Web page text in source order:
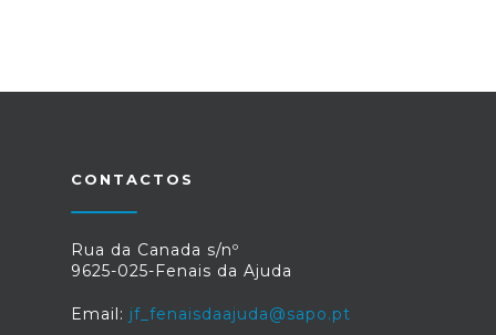
CONTACTOS
Rua da Canada s/nº
9625-025-Fenais da Ajuda
Email: jf_fenaisdaajuda@sapo.pt